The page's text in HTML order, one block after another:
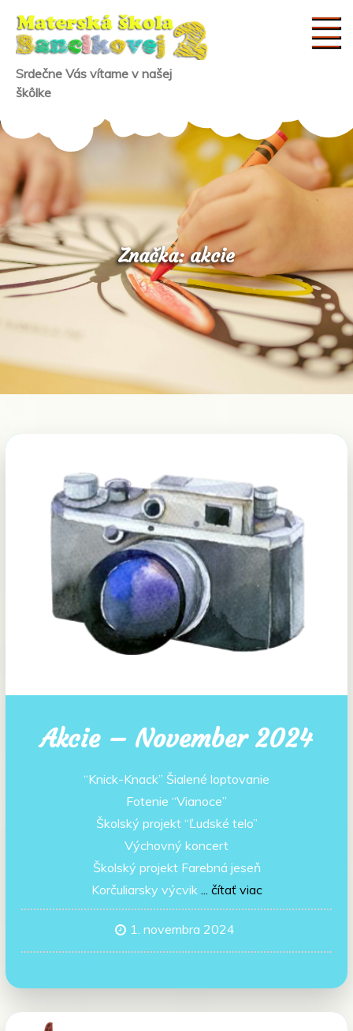
content
Srdečne Vás vítame v našej
škôlke
Značka:akcie
Akcie – November 2024
“Knick-Knack” Šialené loptovanie
Fotenie “Vianoce”
Školský projekt “Ľudské telo”
Výchovný koncert
Školský projekt Farebná jeseň
Korčuliarsky výcvik ... čítať viac
1. novembra 2024